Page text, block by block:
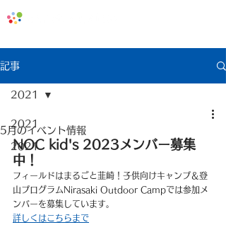
記事
2021
2021
2021
5月のイベント情報
NOC kid's 2023メンバー募集
中！
フィールドはまるごと韮崎！子供向けキャンプ＆登
山プログラムNirasaki Outdoor Campでは参加メ
ンバーを募集しています。
詳しくはこちらまで